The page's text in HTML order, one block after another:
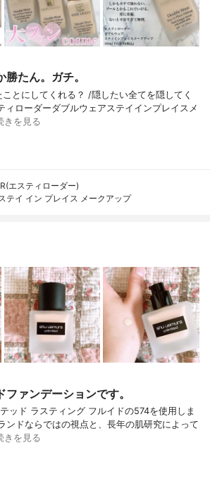
たん。ガチ。
とにしてくれる？ /⁡⁡隠したい全てを隠してく
ィローダーダブルウェアステイインプレイスメ
きを見る
エスティローダー)
テイ イン プレイス メークアップ
ァンデーションです。
ッド ラスティング フルイドの574を使用しま
ンドならではの視点と、長年の肌研究によって
きを見る